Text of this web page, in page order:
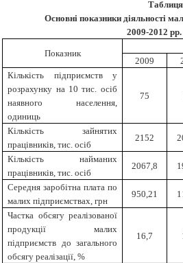
Основні показники діяльності
2009-2012 рр.
Показник
2009
Кількість підприємств у
розрахунку на 10 тис. осіб
наявного населення,
одиниць
75
Кількість зайнятих
працівників, тис. осіб
2152
Кількість найманих
працівників, тис. осіб
2067,8
Середня заробітна плата по
малих підприємствах, грн
950,21
Частка обсягу реалізованої
продукції малих
підприємств до загального
обсягу реалізації, %
16,7